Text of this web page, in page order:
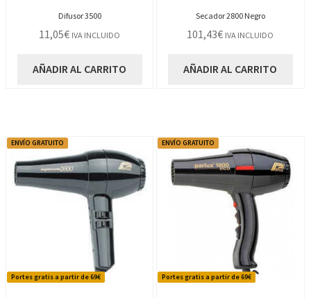
Difusor 3500
11,05€ IVA INCLUIDO
AÑADIR AL CARRITO
Secador 2800 Negro
101,43€ IVA INCLUIDO
AÑADIR AL CARRITO
Portes gratis a partir de 69€
ENVÍO GRATUITO
Portes gratis a partir de 69€
ENVÍO GRATUITO